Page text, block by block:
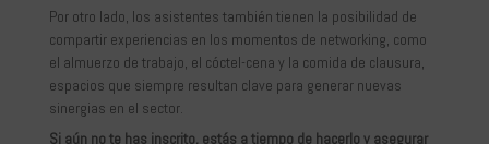
Por otro lado, los asistentes también tienen la posibilidad de
compartir experiencias en los momentos de networking, como
el almuerzo de trabajo, el cóctel-cena y la comida de clausura,
espacios que siempre resultan clave para generar nuevas
sinergias en el sector.
Si aún no te has inscrito, estás a tiempo de hacerlo y asegurar